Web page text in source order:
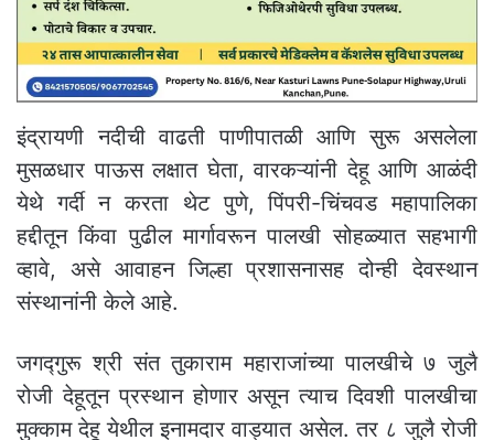
इंद्रायणी नदीची वाढती पाणीपातळी आणि सुरू असलेला
मुसळधार पाऊस लक्षात घेता, वारकऱ्यांनी देहू आणि आळंदी
येथे गर्दी न करता थेट पुणे, पिंपरी-चिंचवड महापालिका
हद्दीतून किंवा पुढील मार्गावरून पालखी सोहळ्यात सहभागी
व्हावे, असे आवाहन जिल्हा प्रशासनासह दोन्ही देवस्थान
संस्थानांनी केले आहे.
जगद्गुरू श्री संत तुकाराम महाराजांच्या पालखीचे ७ जुलै
रोजी देहूतून प्रस्थान होणार असून त्याच दिवशी पालखीचा
मुक्काम देहू येथील इनामदार वाड्यात असेल. तर ८ जुलै रोजी